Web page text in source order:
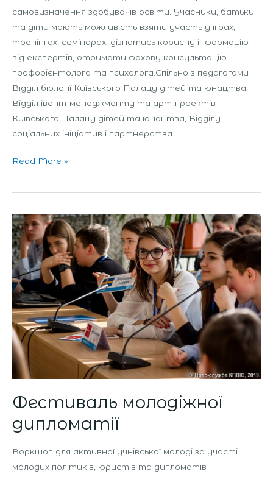
самовизначення здобувачів освіти. Учасники, батьки
та діти мають можливість взяти участь у іграх,
тренінгах, семінарах, дізнатись корисну інформацію
від експертів, отримати фахову консультацію
профорієнтолога та психолога.Спільно з педагогами
Відділ біології Київського Палацу дітей та юнацтва,
Відділ івент-менеджменту та арт-проектів
Київського Палацу дітей та юнацтва, Відділу
соціальних ініціатив і партнерства
Read More »
Фестиваль молодіжної
дипломатії
Воркшоп для активної учнівської молоді за участі
молодих політиків, юристів та дипломатів
Фестиваль
молодіжної
дипломатії